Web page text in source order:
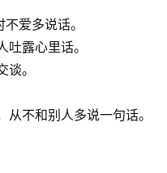
爱多说话。
露心里话。
。
不和别人多说一句话。